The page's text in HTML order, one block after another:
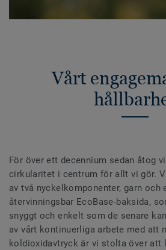
Vårt
För över ett decennium sedan åtog
cirkularitet i centrum för allt vi gör.
av två nyckelkomponenter, garn och
återvinningsbar EcoBase-baksida,
snyggt och enkelt som de senare
av vårt kontinuerliga arbete med att
koldioxidavtryck är vi stolta över att